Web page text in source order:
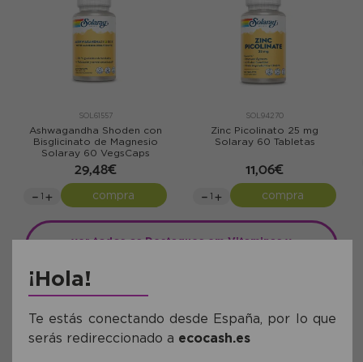
SOL61557
Ashwagandha Shoden con
Bisglicinato de Magnesio
Solaray 60 VegsCaps
29,48€
compra
SOL94270
Zinc Picolinato 25 mg
Solaray 60 Tabletas
11,06€
compra
ver todos os Destaques em Vitaminas y
¡Hola!
Te estás conectando desde España, por lo que
serás redireccionado a ecocash.es